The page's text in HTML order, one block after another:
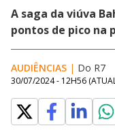
A saga da viúva
pontos de pico na
AUDIÊNCIAS | Do R7
30/07/2024 - 12H56